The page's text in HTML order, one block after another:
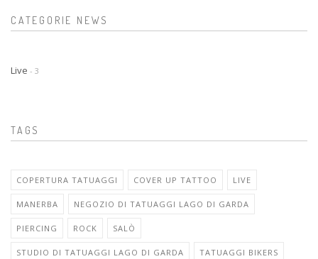
CATEGORIE NEWS
Live - 3
TAGS
COPERTURA TATUAGGI COVER UP TATTOO LIVE
MANERBA NEGOZIO DI TATUAGGI LAGO DI GARDA
PIERCING ROCK SALÒ
STUDIO DI TATUAGGI LAGO DI GARDA TATUAGGI BIKERS